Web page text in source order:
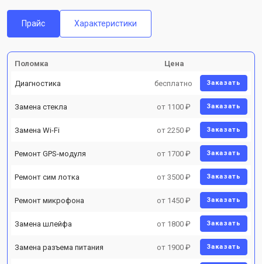
Прайс Характеристики
Поломка Цена
Диагностика бесплатно Заказать
Замена стекла от 1100 ₽ Заказать
Замена Wi-Fi от 2250 ₽ Заказать
Ремонт GPS-модуля от 1700 ₽ Заказать
Ремонт сим лотка от 3500 ₽ Заказать
Ремонт микрофона от 1450 ₽ Заказать
Замена шлейфа от 1800 ₽ Заказать
Замена разъема питания от 1900 ₽ Заказать